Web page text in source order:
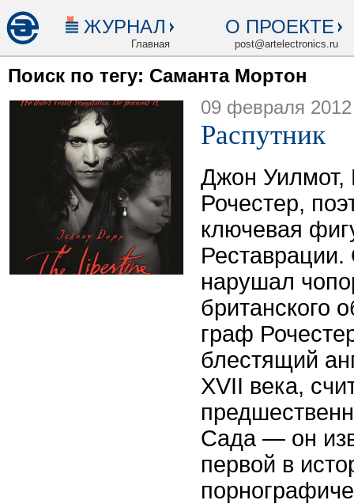
ЖУРНАЛ
Главная
О ПРОЕКТЕ
post@artelectronics.ru
Поиск по тегу: Саманта Мортон
09 февраля 2012
Распутник
Джон Уилмот,
Рочестер,
ключевая
нарушал
британского
граф
блестящий
XVII века,
Сада — он
первой в